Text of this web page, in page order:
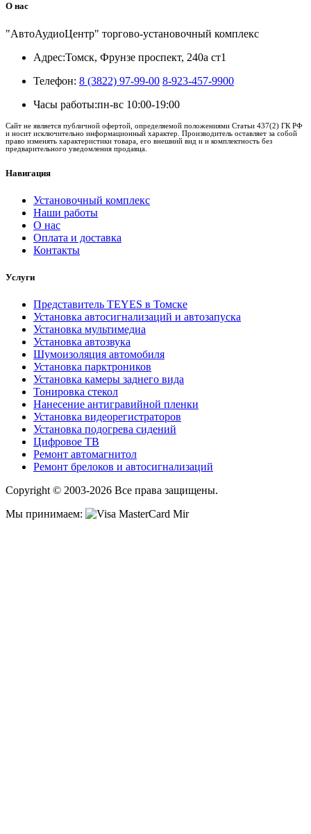
О нас
"АвтоАудиоЦентр" торгово-установочный комплекс
Адрес:Томск, Фрунзе проспект, 240а ст1
Телефон: 8 (3822) 97-99-00 8-923-457-9900
Часы работы:пн-вс 10:00-19:00
Сайт не является публичной офертой, определяемой положениями Статьи 437(2) ГК РФ
и носит исключительно информационный характер. Производитель оставляет за собой
право изменять характеристики товара, его внешний вид и и комплектность без
предварительного уведомления продавца.
Навигация
Установочный комплекс
Наши работы
О нас
Оплата и доставка
Контакты
Услуги
Представитель TEYES в Томске
Установка автосигнализаций и автозапуска
Установка мультимедиа
Установка автозвука
Шумоизоляция автомобиля
Установка парктроников
Установка камеры заднего вида
Тонировка стекол
Нанесение антигравийной пленки
Установка видеорегистраторов
Установка подогрева сидений
Цифровое ТВ
Ремонт автомагнитол
Ремонт брелоков и автосигнализаций
Copyright © 2003-2026 Все права защищены.
Мы принимаем: